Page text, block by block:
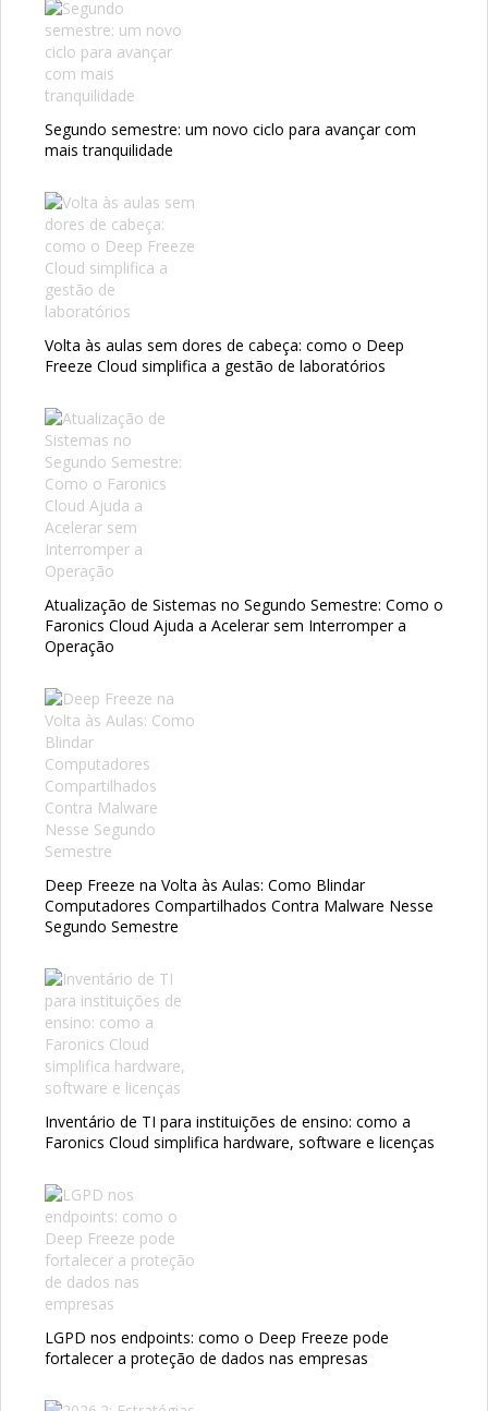
Segundo semestre: um novo ciclo para avançar com
mais tranquilidade
Volta às aulas sem dores de cabeça: como o Deep
Freeze Cloud simplifica a gestão de laboratórios
Atualização de Sistemas no Segundo Semestre: Como o
Faronics Cloud Ajuda a Acelerar sem Interromper a
Operação
Deep Freeze na Volta às Aulas: Como Blindar
Computadores Compartilhados Contra Malware Nesse
Segundo Semestre
Inventário de TI para instituições de ensino: como a
Faronics Cloud simplifica hardware, software e licenças
LGPD nos endpoints: como o Deep Freeze pode
fortalecer a proteção de dados nas empresas